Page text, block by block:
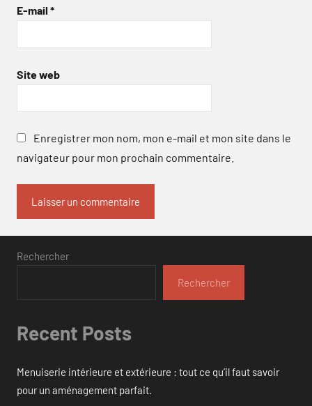
E-mail *
Site web
Enregistrer mon nom, mon e-mail et mon site dans le
navigateur pour mon prochain commentaire.
Rechercher
Rechercher
Recent Posts
Menuiserie intérieure et extérieure : tout ce qu’il faut savoir
pour un aménagement parfait.